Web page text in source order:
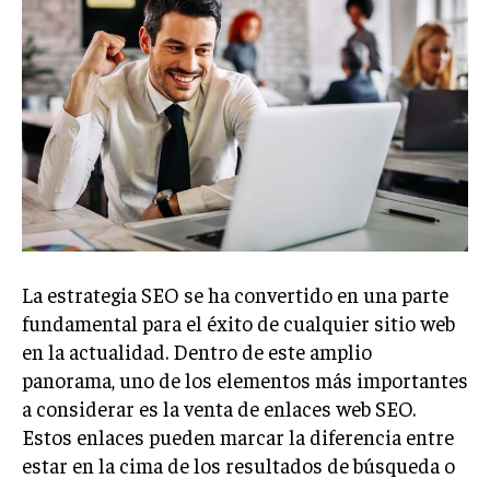
SUBSCRIBE
Welcome to Liberty Case
We have a curated list of the most noteworthy news from all
across the globe. With any subscription plan, you get access
to exclusive articles that let you stay ahead of the curve.
Your Profile
La estrategia SEO se ha convertido en una parte
fundamental para el éxito de cualquier sitio web
en la actualidad. Dentro de este amplio
panorama, uno de los elementos más importantes
a considerar es la venta de enlaces web SEO.
Estos enlaces pueden marcar la diferencia entre
estar en la cima de los resultados de búsqueda o